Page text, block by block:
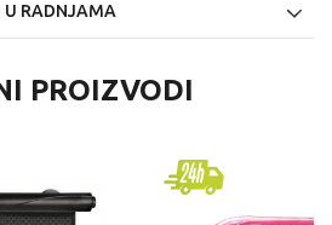
U RADNJAMA
PROIZVODI